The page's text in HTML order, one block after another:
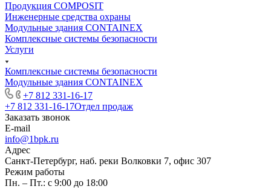
Продукция COMPOSIT
Инженерные средства охраны
Модульные здания CONTAINEX
Комплексные системы безопасности
Услуги
Комплексные системы безопасности
Модульные здания CONTAINEX
+7 812 331-16-17
+7 812 331-16-17Отдел продаж
Заказать звонок
E-mail
info@1bpk.ru
Адрес
Санкт-Петербург, наб. реки Волковки 7, офис 307
Режим работы
Пн. – Пт.: с 9:00 до 18:00